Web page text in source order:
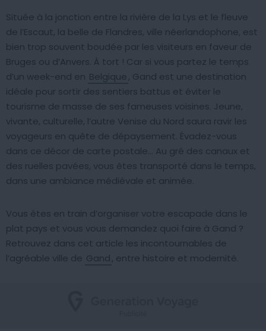
Située à la jonction entre la rivière de la Lys et le fleuve
de l’Escaut, la belle de Flandres, ville néerlandophone, est
bien trop souvent boudée par les visiteurs en faveur de
Bruges ou d’Anvers. À tort ! Car si vous partez le temps
d’un week-end en Belgique, Gand est une destination
idéale pour sortir des sentiers battus et éviter le
tourisme de masse de ses fameuses voisines. Jeune,
vivante, culturelle, l’autre Venise du Nord saura ravir les
voyageurs en quête de dépaysement. Évadez-vous
dans ce décor de carte postale… Au gré des canaux et
des ruelles pavées, vous êtes transporté dans le temps,
dans une ambiance médiévale et animée.
Vous êtes en train d’organiser votre escapade dans le
plat pays et vous vous demandez quoi faire à Gand ?
Retrouvez dans cet article les incontournables de
l’agréable ville de Gand, entre histoire et modernité.